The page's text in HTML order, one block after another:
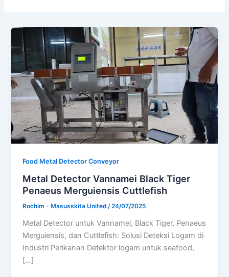
Food Metal Detector Conveyor
Metal Detector Vannamei Black Tiger
Penaeus Merguiensis Cuttlefish
Rochim - Masusskita United/24/07/2025
Metal Detector untuk Vannamei, Black Tiger, Penaeus
Merguiensis, dan Cuttlefish: Solusi Deteksi Logam di
Industri Perikanan Detektor logam untuk seafood,
[…]